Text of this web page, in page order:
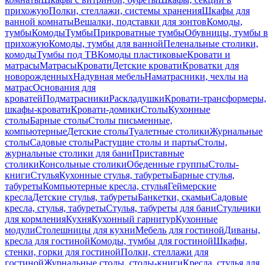
прихожуюПолки, стеллажи, системы храненияШкафы для
ванной комнатыВешалки, подставки для зонтовКомоды,
тумбыКомодыТумбыПрикроватные тумбыОбувницы, тумбы в
прихожуюКомоды, тумбы для ваннойПеленальные столики,
комодыТумбы под ТВКомоды пластиковыеКровати и
матрасыМатрасыКроватиДетские кроватиКроватки для
новорожденныхНадувная мебельНаматрасники, чехлы на
матрасОснования для
кроватейПодматрасникиРаскладушкиКровати-трансформеры,
шкафы-кроватиКровати-домикиСтолыКухонные
столыБарные столыСтолы письменные,
компьютерныеДетские столыТуалетные столикиЖурнальные
столыСадовые столыРастущие столы и партыСтолы,
журнальные столики для баниПриставные
столикиКонсольные столикиОбеденные группыСтолы-
книгиСтульяКухонные стулья, табуретыБарные стулья,
табуретыКомпьютерные кресла, стульяГеймерские
креслаДетские стулья, табуретыБанкетки, скамьиСадовые
кресла, стулья, табуретыСтулья, табуреты для баниСтульчики
для кормленияКухняКухонный гарнитурКухонные
модулиСтолешницы для кухниМебель для гостинойДиваны,
кресла для гостинойКомоды, тумбы для гостинойШкафы,
стенки, горки для гостинойПолки, стеллажи для
гостинойЖурнальные столы, столы-книгиКресла, стулья для